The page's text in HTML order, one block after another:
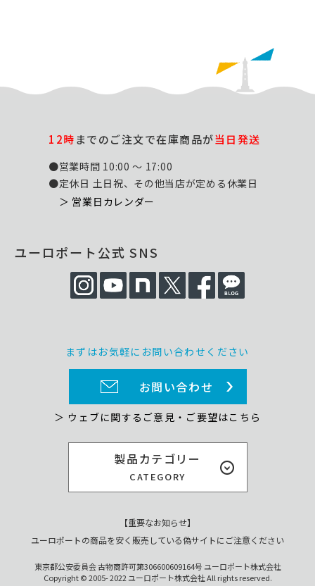
製品カテゴリー
CATEGORY
12時までのご注文で在庫商品が当日発送
●営業時間 10:00 ～ 17:00
●定休日 土日祝、その他当店が定める休業日
＞ 営業日カレンダー
ユーロポート公式 SNS
まずはお気軽にお問い合わせください
お問い合わせ
＞ ウェブに関するご意見・ご要望はこちら
【重要なお知らせ】
ユーロポートの商品を安く販売している偽サイトにご注意ください
東京都公安委員会 古物商許可第306600609164号 ユーロポート株式会社
Copyright © 2005- 2022 ユーロポート株式会社 All rights reserved.